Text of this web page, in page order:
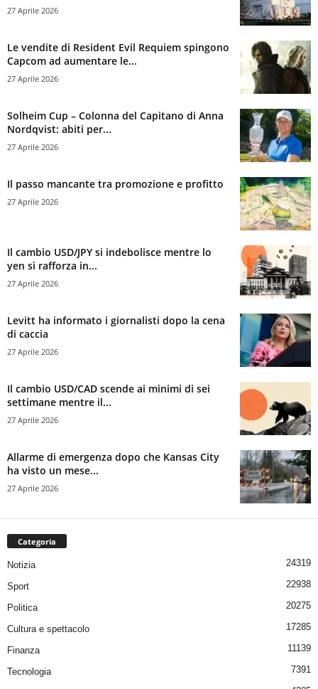
27 Aprile 2026
Le vendite di Resident Evil Requiem spingono
Capcom ad aumentare le...
27 Aprile 2026
Solheim Cup – Colonna del Capitano di Anna
Nordqvist: abiti per...
27 Aprile 2026
Il passo mancante tra promozione e profitto
27 Aprile 2026
Il cambio USD/JPY si indebolisce mentre lo
yen si rafforza in...
27 Aprile 2026
Levitt ha informato i giornalisti dopo la cena
di caccia
27 Aprile 2026
Il cambio USD/CAD scende ai minimi di sei
settimane mentre il...
27 Aprile 2026
Allarme di emergenza dopo che Kansas City
ha visto un mese...
27 Aprile 2026
Categoria
Notizia 24319
Sport 22938
Politica 20275
Cultura e spettacolo 17285
Finanza 11139
Tecnologia 7391